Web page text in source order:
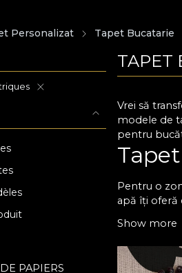
Personalizat Tapet Bucatarie
PAPIERS
TAPET
Vrei să
modele de
pentru
Pentru o
apă îți oferă
texturi cu
Stilul
Show more